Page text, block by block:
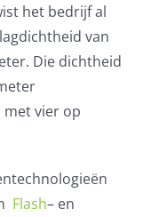
het bedrijf al
van
Die dichtheid
vier op
Flash– en